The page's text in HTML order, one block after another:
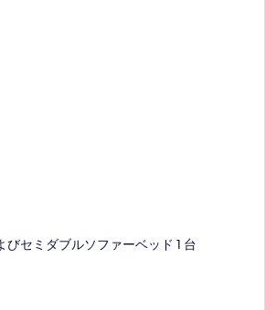
びセミダブルソファーベッド 1 台